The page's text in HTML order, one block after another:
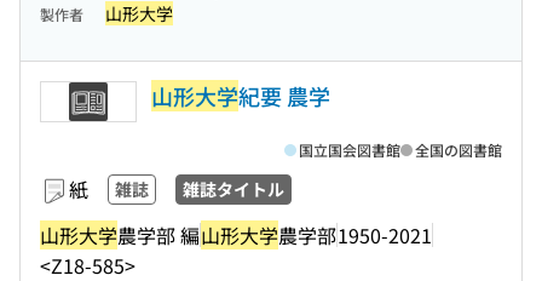
製作者 山形大学
山形大学紀要 農学
紙 雑誌 雑誌タイトル
山形大学農学部 編山形大学農学部1950-2021
<Z18-585>
国立国会図書館 全国の図書館